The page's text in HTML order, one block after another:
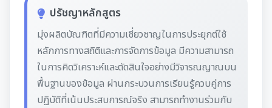
ปรัชญาหลักสูตร
มุ่งผลิตบัณฑิตที่มีความเชี่ยวชาญในการประยุกต์ใช้
หลักการทางสถิติและการจัดการข้อมูล มีความสามารถ
ในการคิดวิเคราะห์และตัดสินใจอย่างมีวิจารณญาณบน
พื้นฐานของข้อมูล ผ่านกระบวนการเรียนรู้ควบคู่การ
ปฏิบัติที่เน้นประสบการณ์จริง สามารถทำงานร่วมกับ